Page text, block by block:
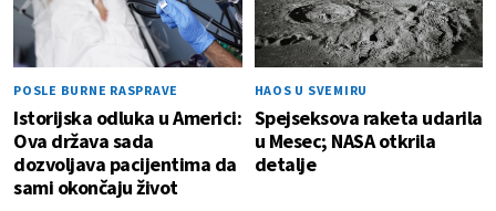
POSLE BURNE RASPRAVE
Istorijska odluka u Americi:
Ova država sada
dozvoljava pacijentima da
sami okončaju život
HAOS U SVEMIRU
Spejseksova raketa udarila
u Mesec; NASA otkrila
detalje